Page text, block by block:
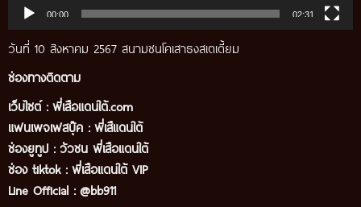
00:00 02:31
วันที่ 10 สิงหาคม 2567 สนามชนโคเสาธงสเตเดี้ยม
ช่องทางติดตาม
เว็บไซต์ : พี่เสือแดนใต้.com
แฟนเพจเฟสบุ๊ค : พี่เสืแดนใต้
ช่องยูทูป : วัวชน พี่เสือแดนใต้
ช่อง tiktok : พี่เสือแดนใต้ VIP
Line Official : @bb911